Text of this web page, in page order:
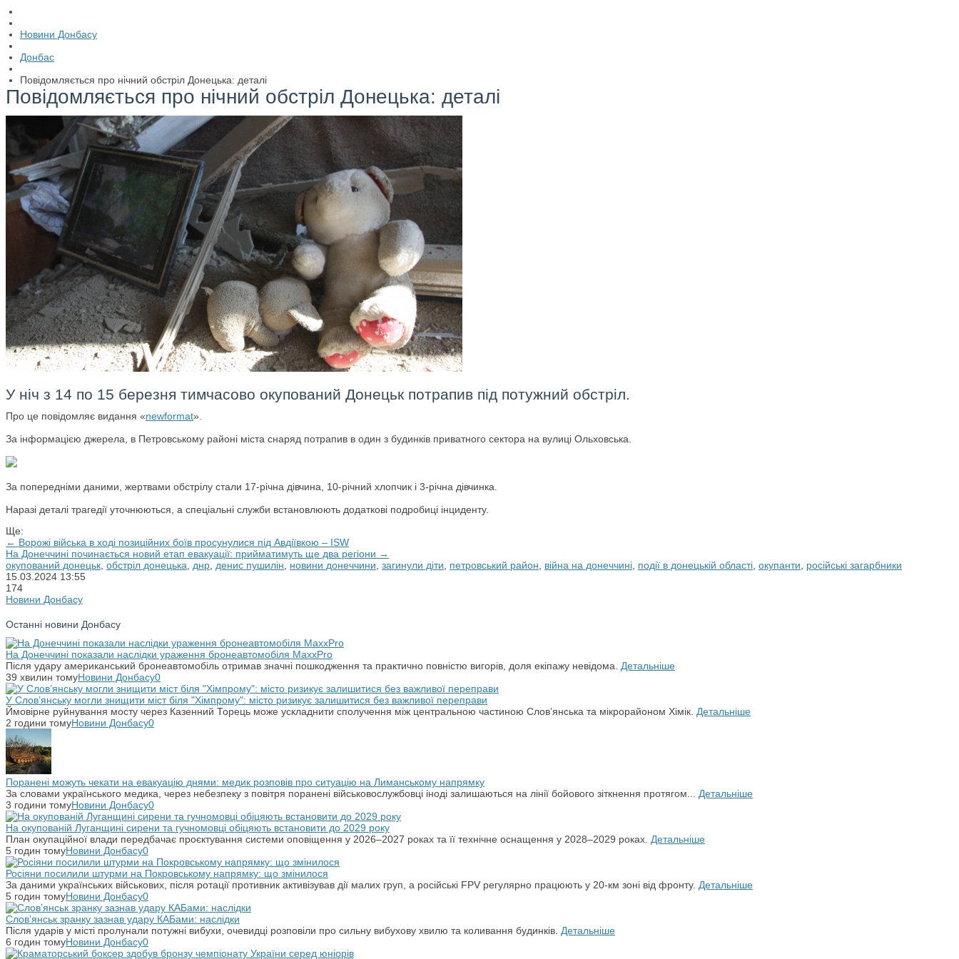
Новини Донбасу
Донбас
Повідомляється про нічний обстріл Донецька: деталі
Повідомляється про нічний обстріл Донецька: деталі
У ніч з 14 по 15 березня тимчасово окупований Донецьк потрапив під потужний обстріл.
Про це повідомляє видання «newformat».
За інформацією джерела, в Петровському районі міста снаряд потрапив в один з будинків приватного сектора на вулиці Ольховська.
За попередніми даними, жертвами обстрілу стали 17-річна дівчина, 10-річний хлопчик і 3-річна дівчинка.
Наразі деталі трагедії уточнюються, а спеціальні служби встановлюють додаткові подробиці інциденту.
Ще:
← Ворожі війська в ході позиційних боїв просунулися під Авдіївкою – ISW
На Донеччині починається новий етап евакуації: прийматимуть ще два регіони →
окупований донецьк, обстріл донецька, днр, денис пушилін, новини донеччини, загинули діти, петровський район, війна на донеччині, події в донецькій області, окупанти, російські загарбники
15.03.2024 13:55
174
Новини Донбасу
Останні новини Донбасу
На Донеччині показали наслідки ураження бронеавтомобіля MaxxPro
Після удару американський бронеавтомобіль отримав значні пошкодження та практично повністю вигорів, доля екіпажу невідома. Детальніше
39 хвилин томуНовини Донбасу0
У Слов’янську могли знищити міст біля "Хімпрому": місто ризикує залишитися без важливої переправи
Ймовірне руйнування мосту через Казенний Торець може ускладнити сполучення між центральною частиною Слов’янська та мікрорайоном Хімік. Детальніше
2 години томуНовини Донбасу0
Поранені можуть чекати на евакуацію днями: медик розповів про ситуацію на Лиманському напрямку
За словами українського медика, через небезпеку з повітря поранені військовослужбовці іноді залишаються на лінії бойового зіткнення протягом... Детальніше
3 години томуНовини Донбасу0
На окупованій Луганщині сирени та гучномовці обіцяють встановити до 2029 року
План окупаційної влади передбачає проєктування системи оповіщення у 2026–2027 роках та її технічне оснащення у 2028–2029 роках. Детальніше
5 годин томуНовини Донбасу0
Росіяни посилили штурми на Покровському напрямку: що змінилося
За даними українських військових, після ротації противник активізував дії малих груп, а російські FPV регулярно працюють у 20-км зоні від фронту. Детальніше
5 годин томуНовини Донбасу0
Слов’янськ зранку зазнав удару КАБами: наслідки
Після ударів у місті пролунали потужні вибухи, очевидці розповіли про сильну вибухову хвилю та коливання будинків. Детальніше
6 годин томуНовини Донбасу0